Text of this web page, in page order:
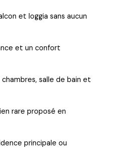
et loggia sans aucun
et un confort
salle de bain et
rare proposé en
principale ou